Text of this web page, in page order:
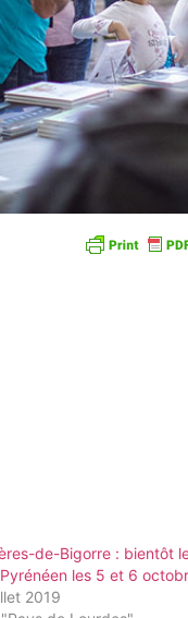
de-Bigorre : bientôt
les 5 et 6
2019